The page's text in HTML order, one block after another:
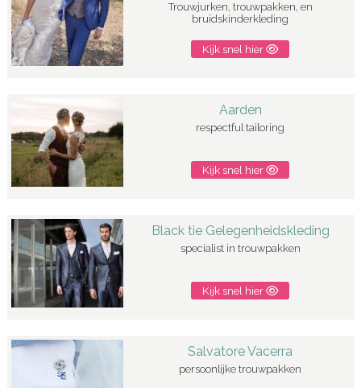
Trouwjurken, trouwpakken, en
bruidskinderkleding
Kijk snel hier
Aarden
respectful tailoring
Kijk snel hier
Black tie Gelegenheidskleding
specialist in trouwpakken
Kijk snel hier
Salvatore Vacerra
persoonlijke trouwpakken